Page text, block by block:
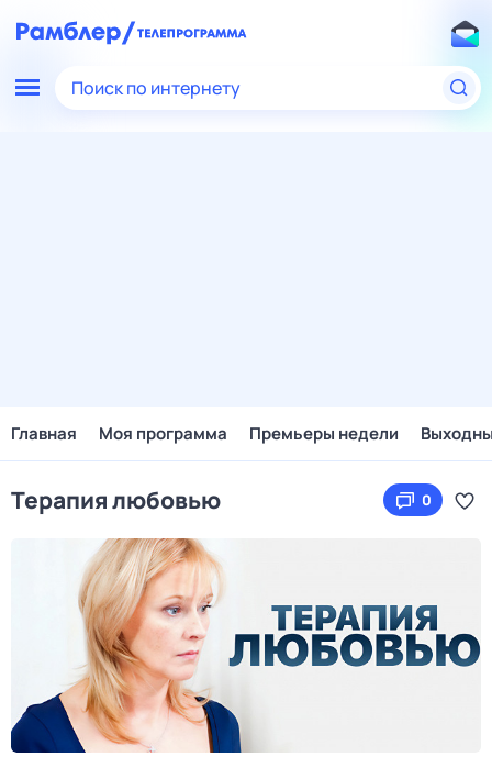
Поиск по интернету
Главная Моя программа Премьеры недели
Терапия любовью 0